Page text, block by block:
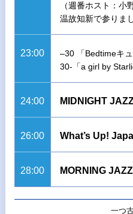
（週番ホスト：
温故知新で参りま
23:00
–30 「Bedtimeキ
30-「a girl by
24:00 MIDNIGHT
26:00 What’s Up!
28:00 MORNING JAZZ
一つ